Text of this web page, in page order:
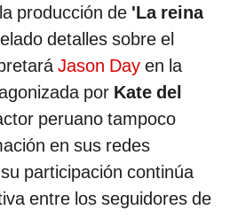
producción de 'La reina
detalles sobre el
Jason Day en la
por Kate del
peruano tampoco
en sus redes
participación continúa
entre los seguidores de